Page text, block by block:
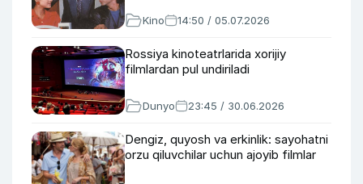
Kino 14:50 / 05.07.2026
Rossiya kinoteatrlarida xorijiy
filmlardan pul undiriladi
Dunyo 23:45 / 30.06.2026
Dengiz, quyosh va erkinlik: sayohatni
orzu qiluvchilar uchun ajoyib filmlar